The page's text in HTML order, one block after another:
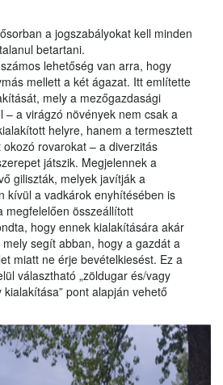
a jogszabályokat kell minden
betartani.
lehetőség van arra, hogy
mellett a két ágazat. Itt említette
mely a mezőgazdasági
– a virágzó növények nem csak a
helyre, hanem a termesztett
rovarokat – a diverzitás
játszik. Megjelennek a
giliszták, melyek javítják a
kívül a vadkárok enyhítésében is
megfelelően összeállított
hogy ennek kialakítására akár
segít abban, hogy a gazdát a
miatt ne érje bevételkiesést. Ez a
választható „zöldugar és/vagy
pont alapján vehető